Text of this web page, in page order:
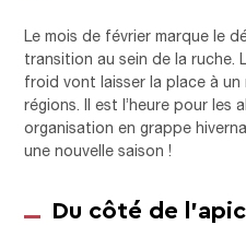
Le mois de février marque le
transition au sein de la ruche.
froid vont laisser la place à
régions. Il est l’heure pour les
organisation en grappe
une nouvelle saison !
Du côté de